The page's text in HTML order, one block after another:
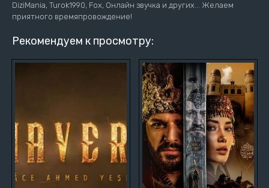
DiziMania, Turok1990, Fox, Онлайн звучка и других... Желаем
приятного времяпровождение!
Рекомендуем к просмотру: